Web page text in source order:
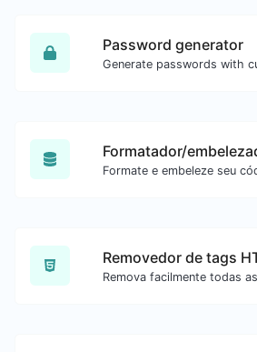
Password generator
Removedor de tags